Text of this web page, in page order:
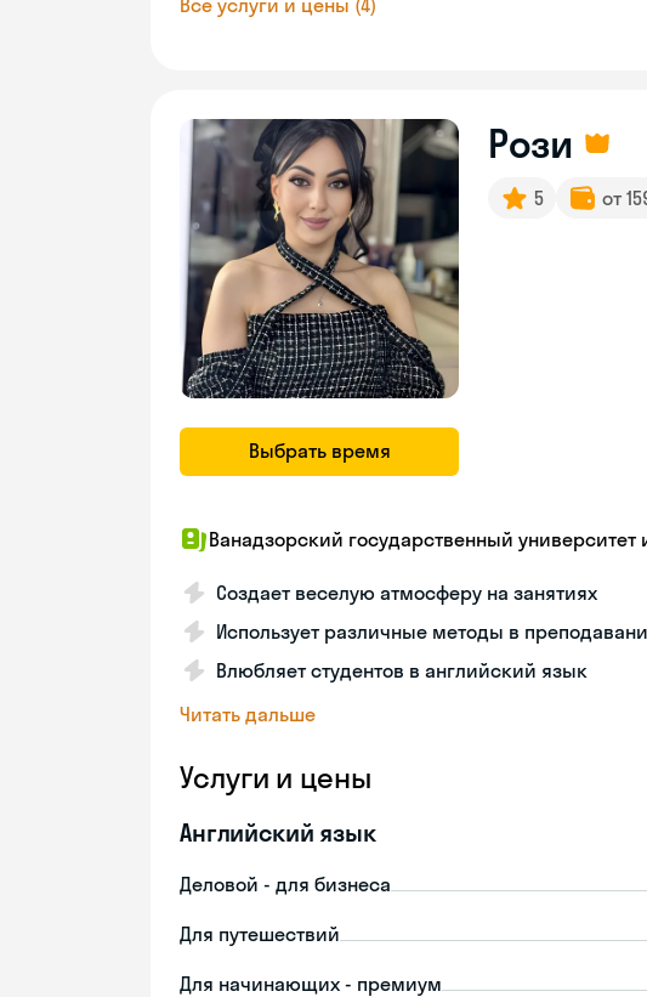
Все услуги и цены (4)
Выбрать время
Рози
5 от
Ванадзорский государственный университет
Создает веселую атмосферу на занятиях
Использует различные методы в
Влюбляет студентов в английский язык
Читать дальше
Услуги и цены
Английский язык
Деловой - для бизнеса
Для путешествий
Для начинающих - премиум